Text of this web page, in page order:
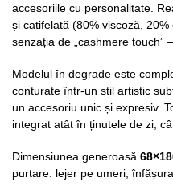
accesoriile cu personalitate.
și catifelată (80% viscoză,
senzația de „cashmere touch”
Modelul în degrade este
conturate într-un stil artistic
un accesoriu unic și expresiv.
integrat atât în ținutele de zi,
Dimensiunea generoasă
purtare: lejer pe umeri,